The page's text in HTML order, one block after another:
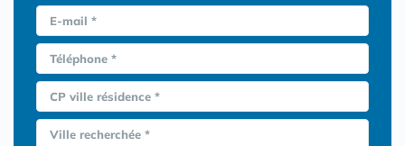
E-mail *
Téléphone *
CP ville résidence *
Ville recherchée *